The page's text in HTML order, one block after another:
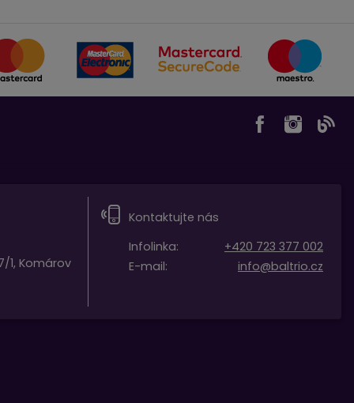
1, Komárov
Kontaktujte nás
Infolinka:
+420 723 377 002
E-mail:
info@baltrio.cz